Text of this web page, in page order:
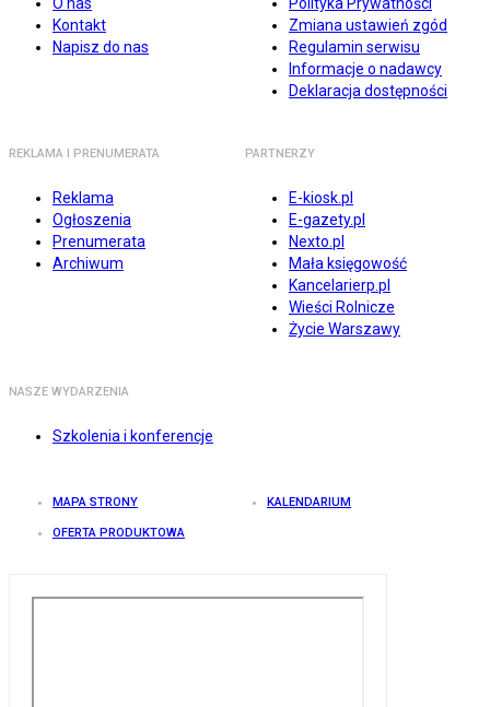
Kontakt
Napisz do nas
Zmiana ustawień zgód
Regulamin serwisu
Informacje o nadawcy
Deklaracja dostępności
REKLAMA I PRENUMERATA
Reklama
Ogłoszenia
Prenumerata
Archiwum
PARTNERZY
E-kiosk.pl
E-gazety.pl
Nexto.pl
Mała księgowość
Kancelarierp.pl
Wieści Rolnicze
Życie Warszawy
NASZE WYDARZENIA
Szkolenia i konferencje
MAPA STRONY KALENDARIUM
OFERTA PRODUKTOWA